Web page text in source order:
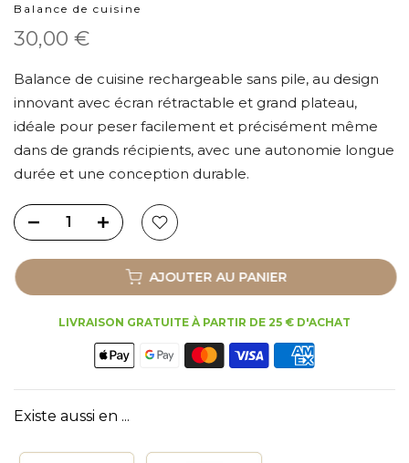
Balance de cuisine
30,00 €
Balance de cuisine rechargeable sans pile, au design
innovant avec écran rétractable et grand plateau,
idéale pour peser facilement et précisément même
dans de grands récipients, avec une autonomie longue
durée et une conception durable.
AJOUTER AU PANIER
LIVRAISON GRATUITE À PARTIR DE 25 € D'ACHAT
Existe aussi en ...